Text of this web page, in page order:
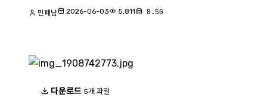
민폐남 2026-06-03 5,811 8.5G
다운로드 5개 파일